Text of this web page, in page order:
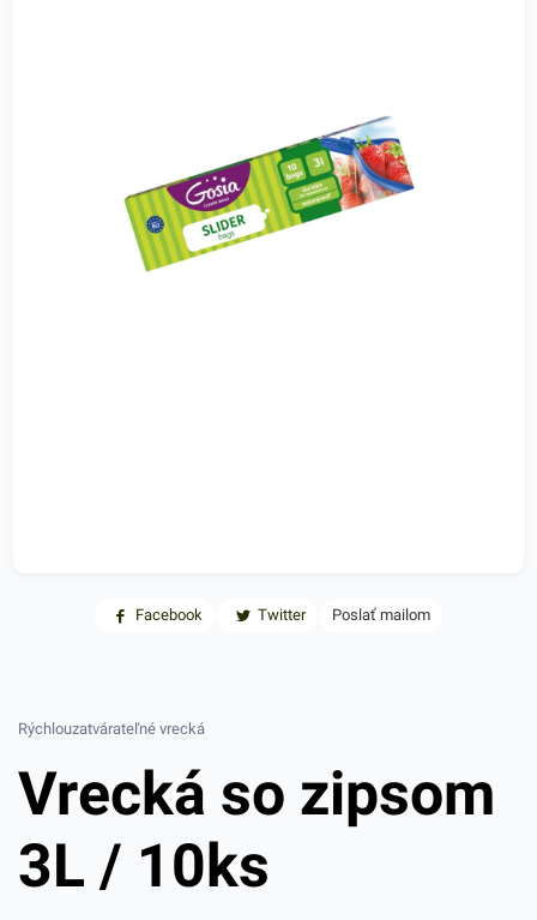
Facebook Twitter Poslať mailom
Rýchlouzatvárateľné vrecká
Vrecká so zipsom
3L / 10ks